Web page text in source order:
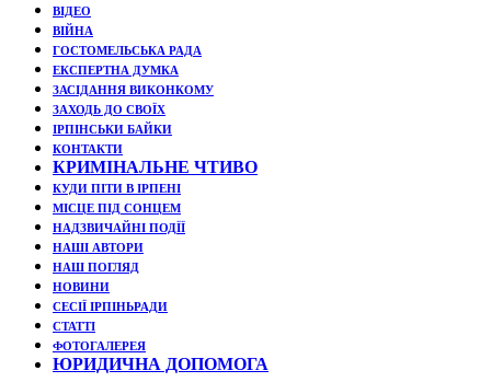
ВІДЕО
ВІЙНА
ГОСТОМЕЛЬСЬКА РАДА
ЕКСПЕРТНА ДУМКА
ЗАСІДАННЯ ВИКОНКОМУ
ЗАХОДЬ ДО СВОЇХ
ІРПІНСЬКИ БАЙКИ
КОНТАКТИ
КРИМІНАЛЬНЕ ЧТИВО
КУДИ ПІТИ В ІРПЕНІ
МІСЦЕ ПІД СОНЦЕМ
НАДЗВИЧАЙНІ ПОДЇЇ
НАШІ АВТОРИ
НАШ ПОГЛЯД
НОВИНИ
СЕСІЇ ІРПІНЬРАДИ
СТАТТІ
ФОТОГАЛЕРЕЯ
ЮРИДИЧНА ДОПОМОГА